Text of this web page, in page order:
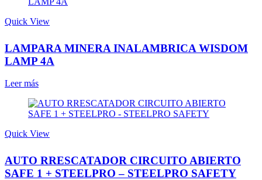
Quick View
LAMPARA MINERA INALAMBRICA WISDOM
LAMP 4A
Leer más
Quick View
AUTO RRESCATADOR CIRCUITO ABIERTO
SAFE 1 + STEELPRO – STEELPRO SAFETY